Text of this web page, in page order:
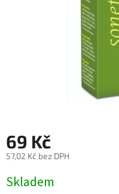
69 Kč
57,02 Kč bez DPH
cena:
Skladem